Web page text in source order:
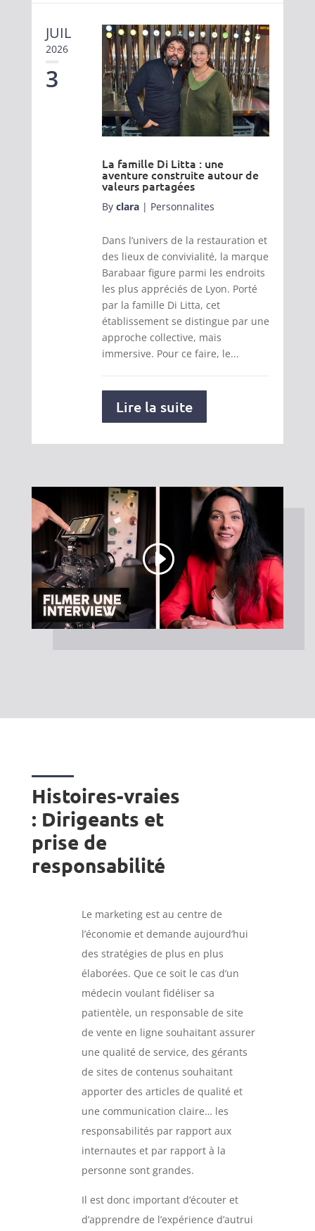
JUIL
2026
3
La famille Di Litta : une
aventure construite autour de
valeurs partagées
By clara| Personnalites
Dans l’univers de la restauration et
des lieux de convivialité, la marque
Barabaar figure parmi les endroits
les plus appréciés de Lyon. Porté
par la famille Di Litta, cet
établissement se distingue par une
approche collective, mais
immersive. Pour ce faire, le...
Lire la suite
Histoires-vraies
: Dirigeants et
prise de
responsabilité
Le marketing est au centre de
l’économie et demande aujourd’hui
des stratégies de plus en plus
élaborées. Que ce soit le cas d’un
médecin voulant fidéliser sa
patientèle, un responsable de site
de vente en ligne souhaitant assurer
une qualité de service, des gérants
de sites de contenus souhaitant
apporter des articles de qualité et
une communication claire… les
responsabilités par rapport aux
internautes et par rapport à la
personne sont grandes.
Il est donc important d’écouter et
d’apprendre de l’expérience d’autrui